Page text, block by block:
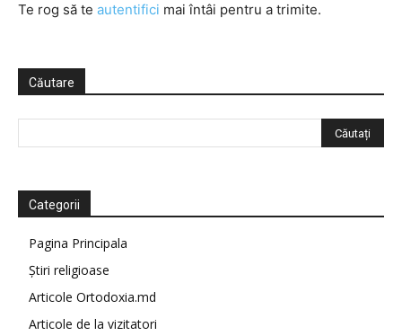
Te rog să te autentifici mai întâi pentru a trimite.
Căutare
Categorii
Pagina Principala
Știri religioase
Articole Ortodoxia.md
Articole de la vizitatori